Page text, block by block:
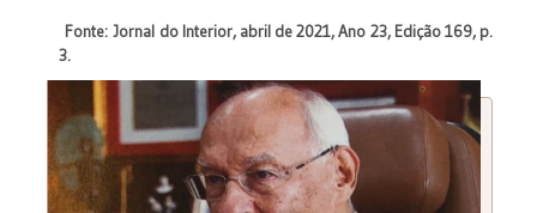
Fonte: Jornal do Interior, abril de 2021, Ano 23, Edição 169, p.
3.